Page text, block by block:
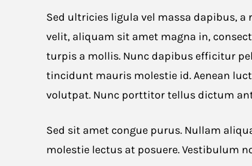
Sed ultricies ligula vel massa dapibus,
velit, aliquam sit amet magna in,
turpis a mollis. Nunc dapibus efficitur
tincidunt mauris molestie id. Aenean
volutpat. Nunc porttitor tellus dictum
Sed sit amet congue purus. Nullam
molestie lectus at posuere. Vestibulum